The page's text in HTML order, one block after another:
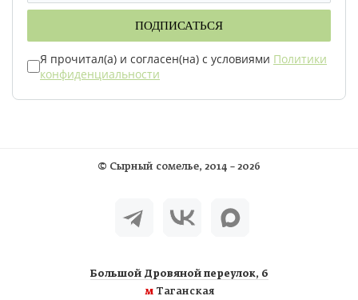
ПОДПИСАТЬСЯ
Я прочитал(а) и согласен(на) с условиями Политики
конфиденциальности
© Сырный сомелье, 2014 – 2026
Большой Дровяной переулок, 6
мТаганская